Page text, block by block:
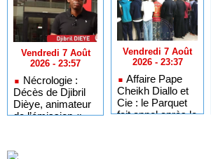
Vendredi 7 Août
2026 - 23:57
Nécrologie :
Décès de Djibril
Dièye, animateur
de l’émission «
Vendredi 7 Août
2026 - 23:37
Affaire Pape
Cheikh Diallo et
Cie : le Parquet
fait appel après le